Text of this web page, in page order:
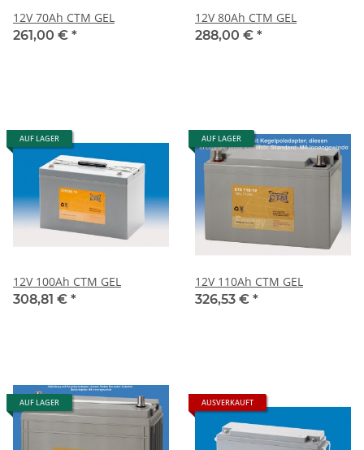
12V 70Ah CTM GEL
261,00 € *
12V 80Ah CTM GEL
288,00 € *
AUF LAGER
12V 100Ah CTM GEL
308,81 € *
AUF LAGER
12V 110Ah CTM GEL
326,53 € *
AUF LAGER AUSVERKAUFT